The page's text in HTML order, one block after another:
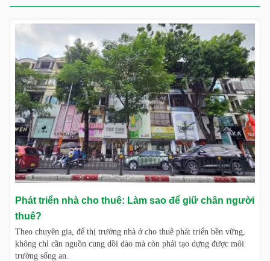
Phát triển nhà cho thuê: Làm sao để giữ chân người
thuê?
Theo chuyên gia, để thị trường nhà ở cho thuê phát triển bền vững,
không chỉ cần nguồn cung dồi dào mà còn phải tạo dựng được môi
trường sống an.